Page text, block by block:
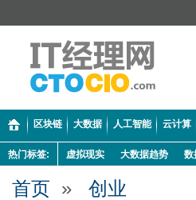
区块链 大数据 人工智能 云计算
热门标签: 虚拟现实 大数据趋势 数
首页 » 创业